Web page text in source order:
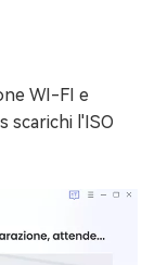
WI-FI e
scarichi l'ISO